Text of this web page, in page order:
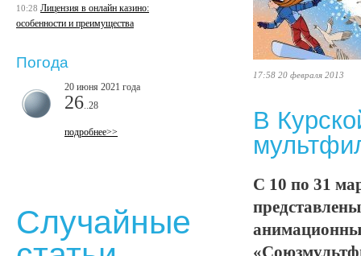
17:58 20 февраля 2013
В
С 10 по 31
10:28 Лицензия в онлайн казино:
особенности и преимущества
Погода
20 июня 2021 года
26 ..28
подробнее>>
Случайные